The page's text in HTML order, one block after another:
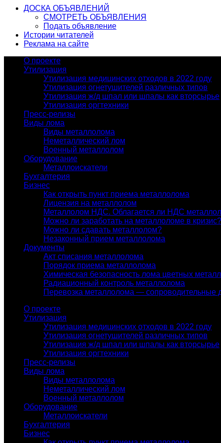
ДОСКА ОБЪЯВЛЕНИЙ
СМОТРЕТЬ ОБЪЯВЛЕНИЯ
Подать объявление
Истории читателей
Реклама на сайте
О проекте
Утилизация
Утилизация медицинских отходов в 2022 году
Утилизация огнетушителей различных типов
Утилизация ж/д шпал или шпалы как вторсырье
Утилизация оргтехники
Пресс-релизы
Виды лома
Виды металлолома
Неметаллический лом
Военный металлолом
Оборудование
Металлоискатели
Бухгалтерия
Бизнес
Как открыть пункт приема металлолома
Лицензия на металлолом
Металлолом НДС. Облагается ли НДС
Можно ли заработать на металлоломе в кризис?
Можно ли сдавать металлолом?
Незаконный прием металлолома
Документы
Акт списания металлолома
Порядок приема металлолома
Химическая безопасность лома цветных
Радиационный контроль металлолома
Перевозка металлолома — сопроводительные
О проекте
Утилизация
Утилизация медицинских отходов в 2022 году
Утилизация огнетушителей различных типов
Утилизация ж/д шпал или шпалы как вторсырье
Утилизация оргтехники
Пресс-релизы
Виды лома
Виды металлолома
Неметаллический лом
Военный металлолом
Оборудование
Металлоискатели
Бухгалтерия
Бизнес